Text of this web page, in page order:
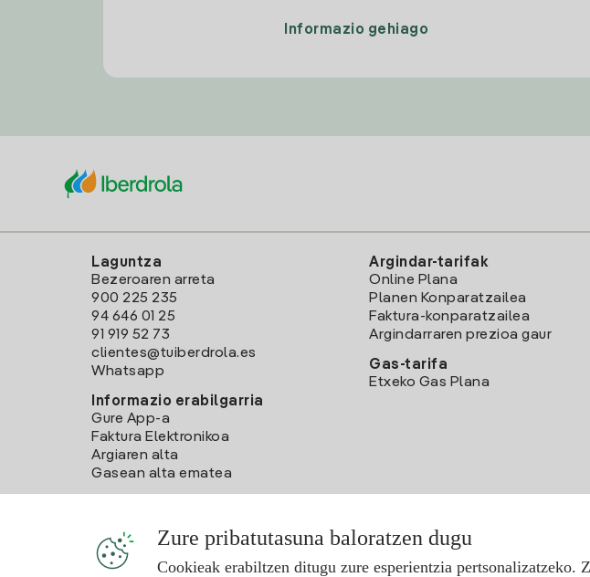
Informazio gehiago
Laguntza
Bezeroaren arreta
900 225 235
94 646 01 25
91 919 52 73
clientes@tuiberdrola.es
Whatsapp
Informazio erabilgarria
Gure App-a
Faktura Elektronikoa
Argiaren alta
Gasean alta ematea
Argindar-tarifak
Online Plana
Planen Konparatzailea
Faktura-konparatzailea
Argindarraren prezioa gaur
Gas-tarifa
Etxeko Gas Plana
Zure pribatutasuna baloratzen dugu
Cookieak erabiltzen ditugu zure esperientzia pertsonalizatzeko.